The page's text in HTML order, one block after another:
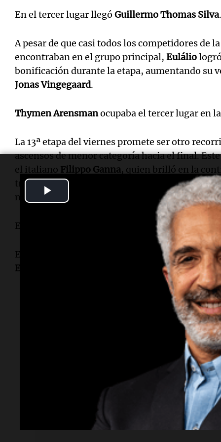
En el tercer lugar llegó Guillermo Thomas Silva.
A pesar de que casi todos los competidores de
encontraban en el grupo principal, Eulálio
bonificación durante la etapa, aumentando su
Jonas Vingegaard.
Thymen Arensmanocupaba el tercer lugar en
La 13ª etapa del viernes promete ser otro
ascensos de menor categoría hacia el final.
el italiano Filippo Ganna, quien brilló en la
trayecto de 189 kilómetros (117 millas) desde
natal,
Verbania
El 109º concluirá el 31 de mayo
El
se llevará a cabo del 30 de
Elisa Longo Borghini
como campeona
se adjudicó su primera
¿Qué hizo Eulálio en la etapa?
Afonso Eulálio
sumó seis segundos de
ventaja en la clasificación general.